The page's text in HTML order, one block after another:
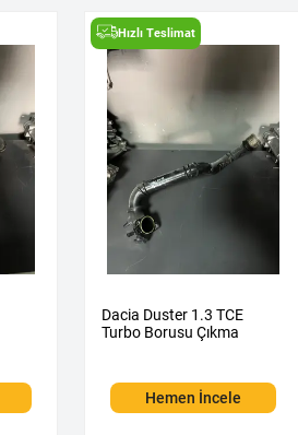
Hızlı Teslimat
Dacia Duster 1.3 TCE
Turbo Borusu Çıkma
Hemen İncele